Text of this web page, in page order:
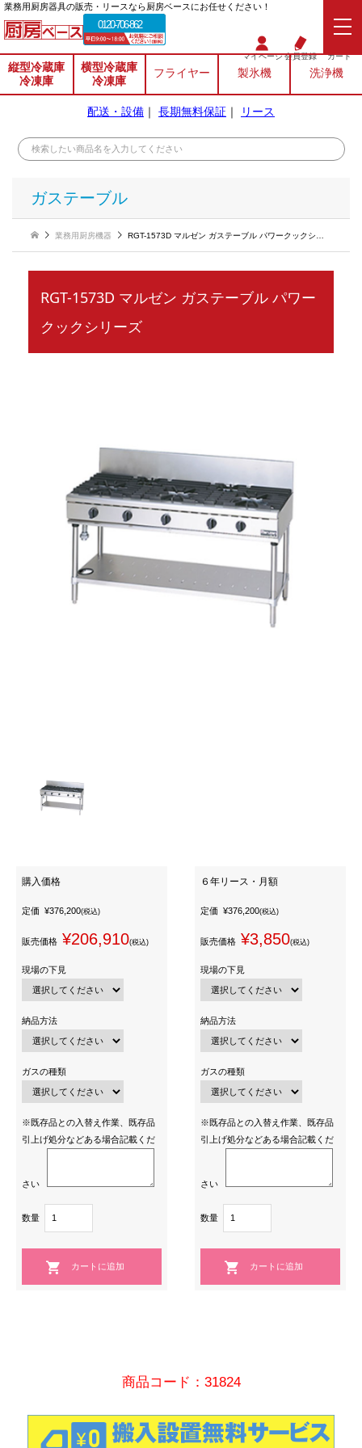
業務⽤厨房器具の販売・リースなら厨房ベースにお任せください！
0120-706-862
マイページ会員登録 カート
縦型冷蔵庫
冷凍庫
横型冷蔵庫
冷凍庫
フライヤー 製氷機 洗浄機
配送・設備 ｜ 長期無料保証 ｜ リース
ガステーブル
業務用厨房機器 RGT-1573D マルゼン ガステーブル パワークックシリーズ
RGT-1573D マルゼン ガステーブル パワー
クックシリーズ
購入価格
定価 ¥376,200(税込)
販売価格 ¥206,910(税込)
現場の下見
納品方法
ガスの種類
※既存品との入替え作業、既存品
引上げ処分などある場合記載くだ
さい
数量
６年リース・月額
定価 ¥376,200(税込)
販売価格 ¥3,850(税込)
現場の下見
納品方法
ガスの種類
※既存品との入替え作業、既存品
引上げ処分などある場合記載くだ
さい
数量
商品コード：31824